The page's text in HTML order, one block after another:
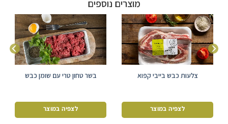
מוצרים נוספים
צלעות כבש בייבי קפוא
לצפיה במוצר
בשר טחון טרי עם שומן כבש
לצפיה במוצר